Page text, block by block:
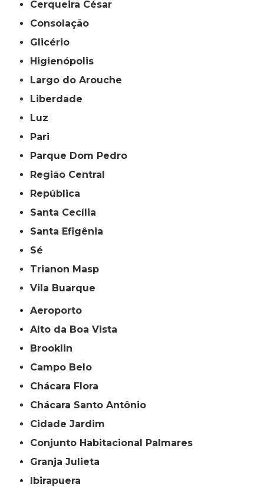
Cerqueira César
Consolação
Glicério
Higienópolis
Largo do Arouche
Liberdade
Luz
Pari
Parque Dom Pedro
Região Central
República
Santa Cecília
Santa Efigênia
Sé
Trianon Masp
Vila Buarque
Aeroporto
Alto da Boa Vista
Brooklin
Campo Belo
Chácara Flora
Chácara Santo Antônio
Cidade Jardim
Conjunto Habitacional Palmares
Granja Julieta
Ibirapuera